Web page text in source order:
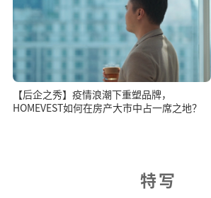
【后企之秀】疫情浪潮下重塑品牌，
HOMEVEST如何在房产大市中占一席之地？
特写